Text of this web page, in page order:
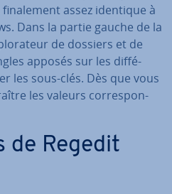
assez identique à
Dans la partie gauche de la
de dossiers et de
apposés sur les dif­fé­
les sous-clés. Dès que vous
les valeurs cor­res­pon­
de Regedit